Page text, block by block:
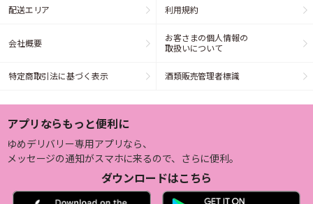
配送エリア 利用規約
会社概要
お客さまの個人情報の
取扱いについて
特定商取引法に基づく表示 酒類販売管理者標識
アプリならもっと便利に
ゆめデリバリー専用アプリなら、
メッセージの通知がスマホに来るので、さらに便利。
ダウンロードはこちら